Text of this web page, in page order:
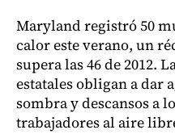
Maryland registró 50
calor este verano, un
supera las 46 de 2012.
estatales obligan a dar
sombra y descansos a
trabajadores al aire